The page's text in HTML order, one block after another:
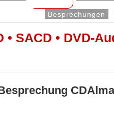
Besprechungen
• SACD • DVD-